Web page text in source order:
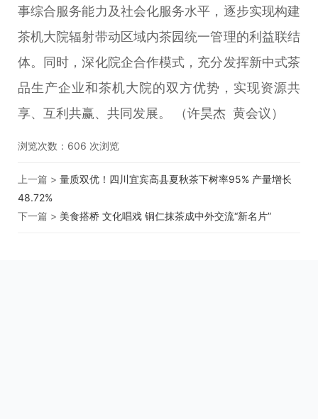
事综合服务能力及社会化服务水平，逐步实现构建
茶机大院辐射带动区域内茶园统一管理的利益联结
体。同时，深化院企合作模式，充分发挥新中式茶
品生产企业和茶机大院的双方优势，实现资源共
享、互利共赢、共同发展。 （许昊杰 黄会议）
浏览次数： 606 次浏览
上一篇 > 量质双优！四川宜宾高县夏秋茶下树率95% 产量增长
48.72%
下一篇 > 美食搭桥 文化唱戏 铜仁抹茶成中外交流“新名片”